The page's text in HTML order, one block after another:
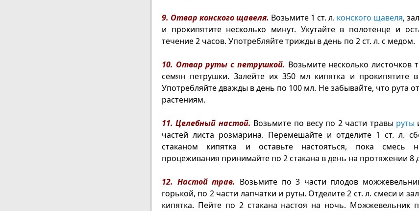
9. Отвар конского щавеля. Возьмите 1 ст. л. конского щавеля,
и прокипятите несколько минут. Укутайте в полотенце и
течение 2 часов. Употребляйте трижды в день по 2 ст. л. с медом.
10. Отвар руты с петрушкой. Возьмите несколько листочков
семян петрушки. Залейте их 350 мл кипятка и прокипятите
Употребляйте дважды в день по 100 мл. Не забывайте, что рута
растениям.
11. Целебный настой. Возьмите по весу по 2 части травы руты
частей листа розмарина. Перемешайте и отделите 1 ст. л.
стаканом кипятка и оставьте настояться, пока смесь
процеживания принимайте по 2 стакана в день на протяжении 8
12. Настой трав. Возьмите по 3 части плодов
горькой, по 2 части лапчатки и руты. Отделите 2 ст. л. смеси и
кипятка. Пейте по 2 стакана настоя на ночь. Можжевельник